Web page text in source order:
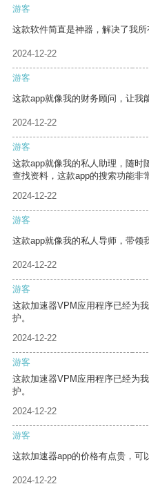
游客
这款软件简直是神器，解决了我所
2024-12-22
游客
这款app就像我的财务顾问，让我
2024-12-22
游客
这款app就像我的私人助理，随时
查找资料，这款app的搜索功能非
2024-12-22
游客
这款app就像我的私人导师，带领
2024-12-22
游客
这款加速器VPM应用程序已经为
护。
2024-12-22
游客
这款加速器VPM应用程序已经为
护。
2024-12-22
游客
这款加速器app的价格有点贵，可
2024-12-22